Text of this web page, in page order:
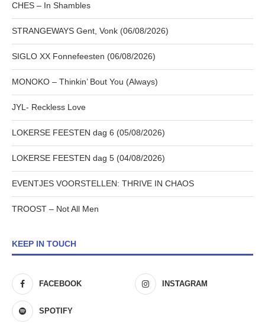
CHES – In Shambles
STRANGEWAYS Gent, Vonk (06/08/2026)
SIGLO XX Fonnefeesten (06/08/2026)
MONOKO – Thinkin’ Bout You (Always)
JYL- Reckless Love
LOKERSE FEESTEN dag 6 (05/08/2026)
LOKERSE FEESTEN dag 5 (04/08/2026)
EVENTJES VOORSTELLEN: THRIVE IN CHAOS
TROOST – Not All Men
KEEP IN TOUCH
FACEBOOK INSTAGRAM
SPOTIFY